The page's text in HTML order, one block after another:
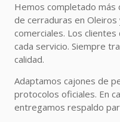
Hemos completado más
de cerraduras en Oleiros
comerciales. Los
cada servicio. Siempre
calidad.
Adaptamos cajones de
protocolos oficiales. En
entregamos respaldo